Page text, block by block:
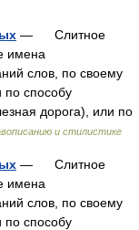
— Слитное
имена
слов, по своему
по способу
дорога), или по
и стилистике
— Слитное
имена
слов, по своему
по способу